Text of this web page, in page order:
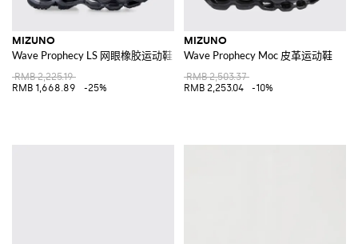
MIZUNO
Wave Prophecy LS 网眼橡胶运动鞋
RMB 2,225.19
RMB 1,668.89
-25%
MIZUNO
Wave Prophecy Moc 皮革运动鞋
RMB 2,503.37
RMB 2,253.04
-10%